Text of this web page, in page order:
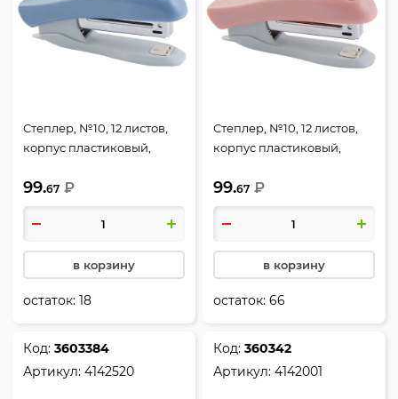
Степлер, №10, 12 листов,
корпус пластиковый,
сумеречный синий,
sigNATURE, deVENTE,
4142511
99.67 ₽
в корзину
остаток:18
Степлер, №10, 12 листов,
корпус пластиковый,
пудрово-розовый,
sigNATURE, deVENTE,
4142512
99.67 ₽
в корзину
остаток:66
Код:3603384
Артикул:4142520
Код:360342
Артикул:4142001